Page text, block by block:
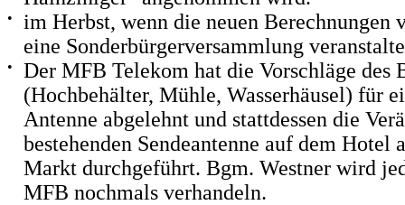
•
im Herbst, wenn die neuen Berechnungen
eine Sonderbürgerversammlung
•
Der MFB Telekom hat die Vorschläge des
(Hochbehälter, Mühle, Wasserhäusel) für
Antenne abgelehnt und stattdessen die
bestehenden Sendeantenne auf dem Hotel
Markt durchgeführt. Bgm. Westner wird
MFB nochmals verhandeln.